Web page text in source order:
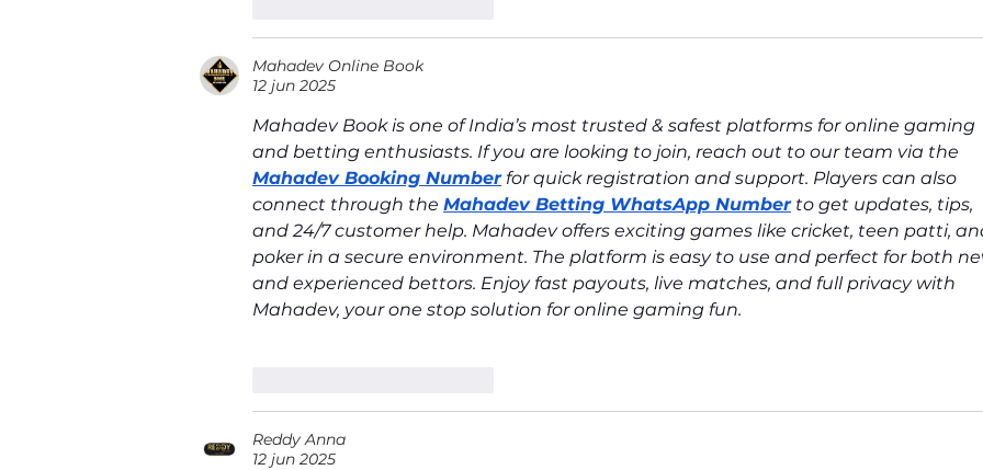
Mahadev Online Book
12 jun 2025
Mahadev Book is one of India’s most trusted & safest platforms for online gaming
and betting enthusiasts. If you are looking to join, reach out to our team via the
Mahadev Booking Number for quick registration and support. Players can also
connect through the Mahadev Betting WhatsApp Number to get updates, tips,
and 24/7 customer help. Mahadev offers exciting games like cricket, teen patti,
poker in a secure environment. The platform is easy to use and perfect for both
and experienced bettors. Enjoy fast payouts, live matches, and full privacy with
Mahadev, your one stop solution for online gaming fun.
Reddy Anna
12 jun 2025